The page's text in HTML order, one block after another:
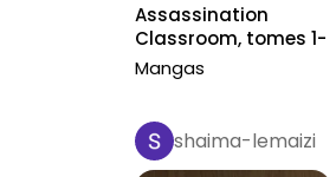
Assassination
Classroom, tomes 1-
4
Mangas
shaima-lemaizi